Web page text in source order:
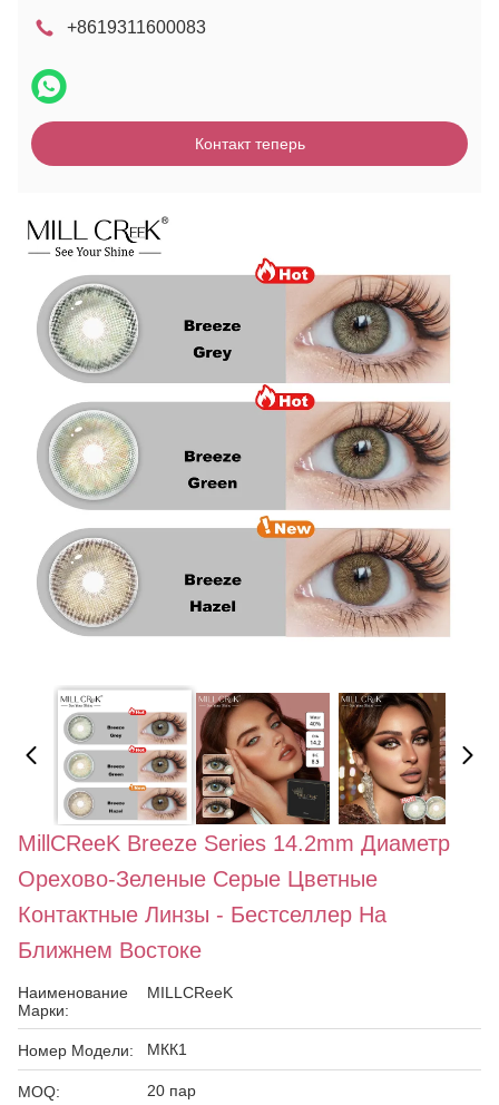
+8619311600083
Контакт теперь
MillCReeK Breeze Series 14.2mm Диаметр
Орехово-Зеленые Серые Цветные
Контактные Линзы - Бестселлер На
Ближнем Востоке
Наименование
Марки:
MILLCReeK
Номер Модели: МКК1
MOQ: 20 пар